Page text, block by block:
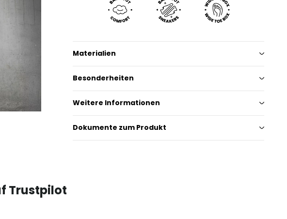
Materialien
Besonderheiten
Weitere Informationen
Dokumente zum Produkt
Trustpilot